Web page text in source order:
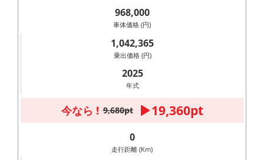
968,000
車体価格 (円)
1,042,365
乗出価格 (円)
2025
年式
今なら ! 9,680pt 19,360pt
0
走行距離 (Km)